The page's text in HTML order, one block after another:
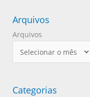
Arquivos
Arquivos
Categorias